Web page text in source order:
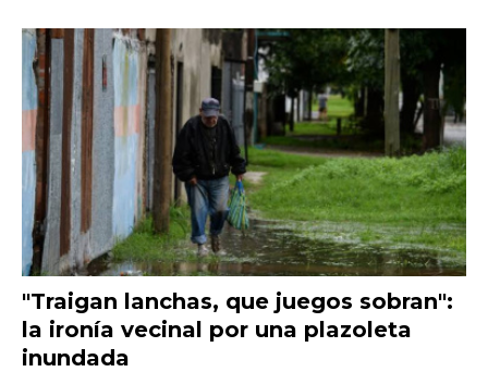
"Traigan lanchas, que juegos sobran":
la ironía vecinal por una plazoleta
inundada